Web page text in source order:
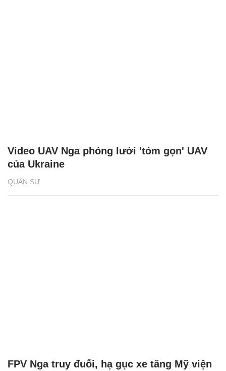
QUÂN SỰ
Video UAV Nga phóng lưới 'tóm gọn' UAV
của Ukraine
FPV Nga truy đuổi, hạ gục xe tăng Mỹ viện